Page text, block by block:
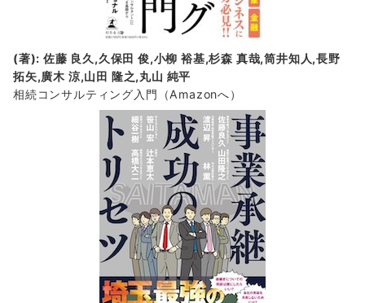
(著): 佐藤 良久,久保田 俊,小柳 裕基,杉森 真哉,筒井知人,長野
拓矢,廣木 涼,山田 隆之,丸山 純平
相続コンサルティング入門 （Amazonへ）